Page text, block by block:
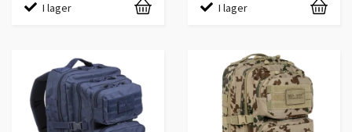
I lager I lager